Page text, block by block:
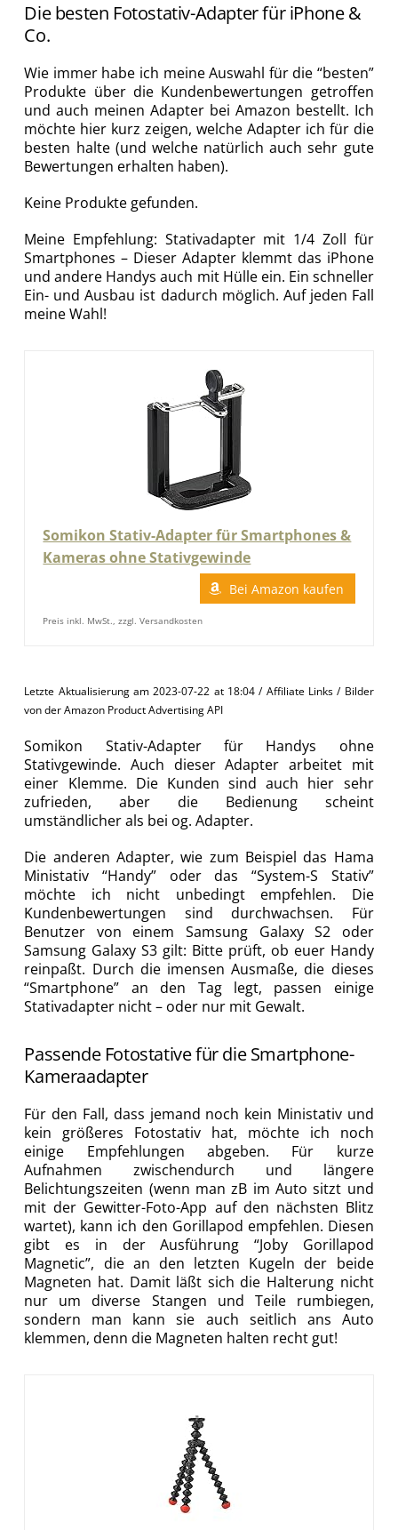
Die besten Fotostativ-Adapter für iPhone &
Co.
Wie immer habe ich meine Auswahl für die “besten”
Produkte über die Kundenbewertungen getroffen
und auch meinen Adapter bei Amazon bestellt. Ich
möchte hier kurz zeigen, welche Adapter ich für die
besten halte (und welche natürlich auch sehr gute
Bewertungen erhalten haben).
Keine Produkte gefunden.
Meine Empfehlung: Stativadapter mit 1/4 Zoll für
Smartphones – Dieser Adapter klemmt das iPhone
und andere Handys auch mit Hülle ein. Ein schneller
Ein- und Ausbau ist dadurch möglich. Auf jeden Fall
meine Wahl!
Somikon Stativ-Adapter für Smartphones &
Kameras ohne Stativgewinde
Bei Amazon kaufen
Preis inkl. MwSt., zzgl. Versandkosten
Letzte Aktualisierung am 2023-07-22 at 18:04 / Affiliate Links / Bilder
von der Amazon Product Advertising API
Somikon Stativ-Adapter für Handys ohne
Stativgewinde. Auch dieser Adapter arbeitet mit
einer Klemme. Die Kunden sind auch hier sehr
zufrieden, aber die Bedienung scheint
umständlicher als bei og. Adapter.
Die anderen Adapter, wie zum Beispiel das Hama
Ministativ “Handy” oder das “System-S Stativ”
möchte ich nicht unbedingt empfehlen. Die
Kundenbewertungen sind durchwachsen. Für
Benutzer von einem Samsung Galaxy S2 oder
Samsung Galaxy S3 gilt: Bitte prüft, ob euer Handy
reinpaßt. Durch die imensen Ausmaße, die dieses
“Smartphone” an den Tag legt, passen einige
Stativadapter nicht – oder nur mit Gewalt.
Passende Fotostative für die Smartphone-
Kameraadapter
Für den Fall, dass jemand noch kein Ministativ und
kein größeres Fotostativ hat, möchte ich noch
einige Empfehlungen abgeben. Für kurze
Aufnahmen zwischendurch und längere
Belichtungszeiten (wenn man zB im Auto sitzt und
mit der Gewitter-Foto-App auf den nächsten Blitz
wartet), kann ich den Gorillapod empfehlen. Diesen
gibt es in der Ausführung “Joby Gorillapod
Magnetic”, die an den letzten Kugeln der beide
Magneten hat. Damit läßt sich die Halterung nicht
nur um diverse Stangen und Teile rumbiegen,
sondern man kann sie auch seitlich ans Auto
klemmen, denn die Magneten halten recht gut!